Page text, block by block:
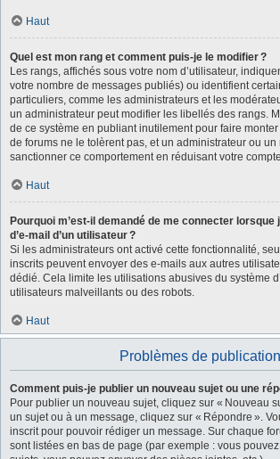
Haut
Quel est mon rang et comment puis-je le modifier ?
Les rangs, affichés sous votre nom d’utilisateur,
votre nombre de messages publiés) ou identifient
particuliers, comme les administrateurs et les
un administrateur peut modifier les libellés des rangs.
de ce système en publiant inutilement pour faire
de forums ne le tolèrent pas, et un administrateur ou
sanctionner ce comportement en réduisant votre
Haut
Pourquoi m’est-il demandé de me connecter lorsque
d’e-mail d’un utilisateur ?
Si les administrateurs ont activé cette fonctionnalité,
inscrits peuvent envoyer des e-mails aux autres
dédié. Cela limite les utilisations abusives du système
utilisateurs malveillants ou des robots.
Haut
Problèmes de publication
Comment puis-je publier un nouveau sujet ou une
Pour publier un nouveau sujet, cliquez sur « Nouveau
un sujet ou à un message, cliquez sur « Répondre ».
inscrit pour pouvoir rédiger un message. Sur chaque
sont listées en bas de page (par exemple : vous